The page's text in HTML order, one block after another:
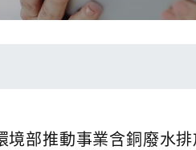
部推動事業含銅廢水